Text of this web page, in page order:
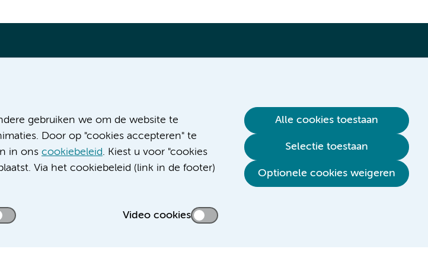
gebruiken we om de website te
Door op "cookies accepteren" te
in ons cookiebeleid. Kiest u voor "cookies
Via het cookiebeleid (link in de footer)
Video cookies
Alle cookies toestaan
Selectie toestaan
Optionele cookies weigeren
UMC